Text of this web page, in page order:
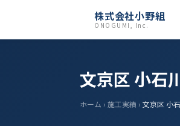
株式会社小野組
ONOGUMI, Inc.
文京区 小石
ホーム › 施工実績 › 文京区 小